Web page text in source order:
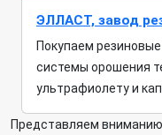
ЭЛЛАСТ, завод
Покупаем
системы орошения
ультрафиолету и
Представляем